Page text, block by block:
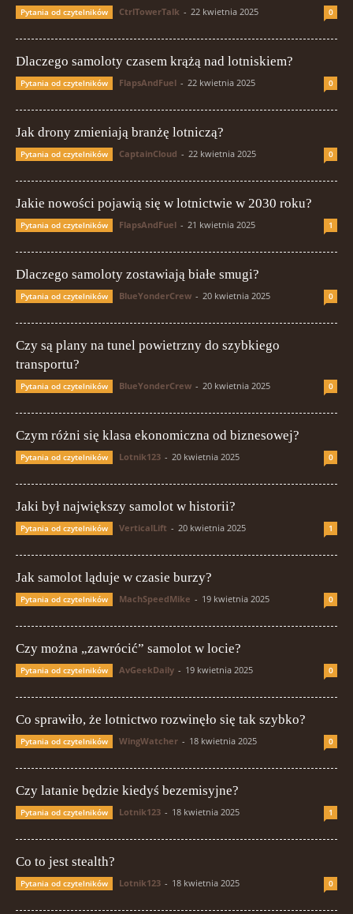
Pytania od czytelników CtrlTowerTalk - 22 kwietnia 2025 0
Dlaczego samoloty czasem krążą nad lotniskiem?
Pytania od czytelników FlapsAndFuel - 22 kwietnia 2025 0
Jak drony zmieniają branżę lotniczą?
Pytania od czytelników CaptainCloud - 22 kwietnia 2025 0
Jakie nowości pojawią się w lotnictwie w 2030 roku?
Pytania od czytelników FlapsAndFuel - 21 kwietnia 2025 1
Dlaczego samoloty zostawiają białe smugi?
Pytania od czytelników BlueYonderCrew - 20 kwietnia 2025 0
Czy są plany na tunel powietrzny do szybkiego
transportu?
Pytania od czytelników BlueYonderCrew - 20 kwietnia 2025 0
Czym różni się klasa ekonomiczna od biznesowej?
Pytania od czytelników Lotnik123 - 20 kwietnia 2025 0
Jaki był największy samolot w historii?
Pytania od czytelników VerticalLift - 20 kwietnia 2025 1
Jak samolot ląduje w czasie burzy?
Pytania od czytelników MachSpeedMike - 19 kwietnia 2025 0
Czy można „zawrócić” samolot w locie?
Pytania od czytelników AvGeekDaily - 19 kwietnia 2025 0
Co sprawiło, że lotnictwo rozwinęło się tak szybko?
Pytania od czytelników WingWatcher - 18 kwietnia 2025 0
Czy latanie będzie kiedyś bezemisyjne?
Pytania od czytelników Lotnik123 - 18 kwietnia 2025 1
Co to jest stealth?
Pytania od czytelników Lotnik123 - 18 kwietnia 2025 0